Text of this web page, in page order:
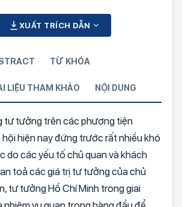
XUẤT TRÍCH DẪN
TỪ KHÓA
LIỆU THAM KHẢO NỘI DUNG
tư tưởng trên các phương tiện
hiện nay đứng trước rất nhiều khó
do các yếu tố chủ quan và khách
toả các giá trị tư tưởng của chủ
tư tưởng Hồ Chí Minh trong giai